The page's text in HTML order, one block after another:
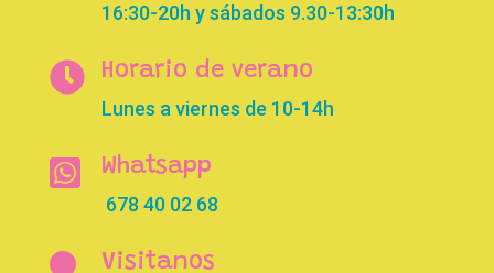
16:30-20h y sábados 9.30-13:30h
 Horario de verano
Lunes a viernes de 10-14h
 Whatsapp
678 40 02 68
Visitanos